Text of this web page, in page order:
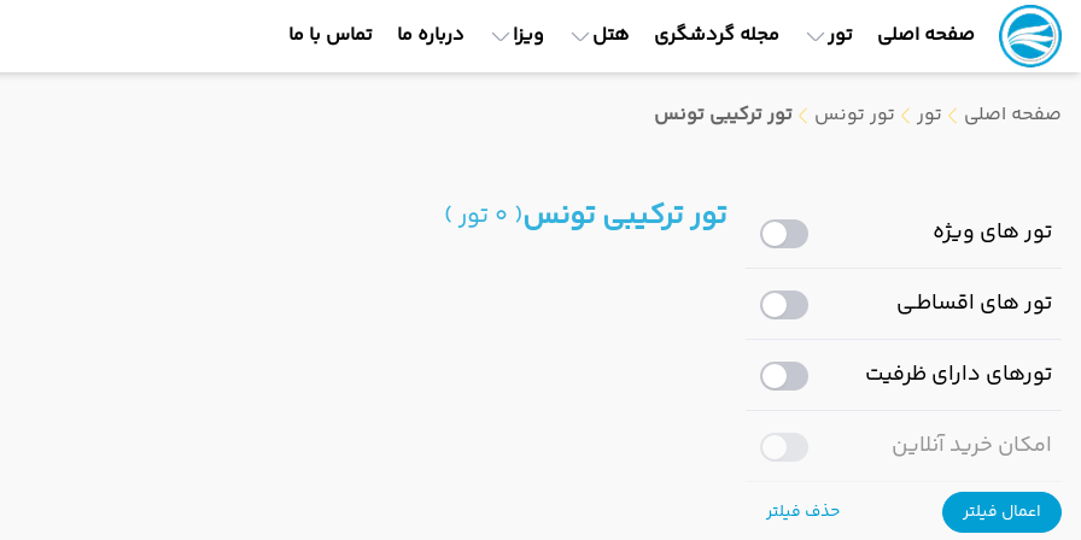
صفحه اصلی تور مجله گردشگری هتل ویزا درباره ما تماس با ما
صفحه اصلی تور تور تونس تور ترکیبی تونس
تور های ویژه
تور های اقساطـی
تورهای دارای ظرفیت
امکان خرید آنلاین
اعمال فیلتر حذف فیلتر
تور ترکیبی تونس( 0 تور )